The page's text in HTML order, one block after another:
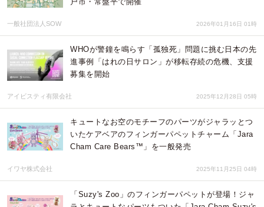
一般社団法人SOW 2026年01月16日 01時
WHOが警鐘を鳴らす「孤独死」問題に挑む日本の先
進事例「はれの日サロン」が移転存続の危機、支援
募集を開始
アイビスティ有限会社 2025年12月28日 05時
キュートなお空のモチーフのパーツがジャラッとつ
いたケアベアのフィンガーパペットチャーム「Jara
Cham Care Bears™」を一般発売
イワヤ株式会社 2025年11月25日 04時
「Suzy's Zoo」のフィンガーパペットが登場！ジャ